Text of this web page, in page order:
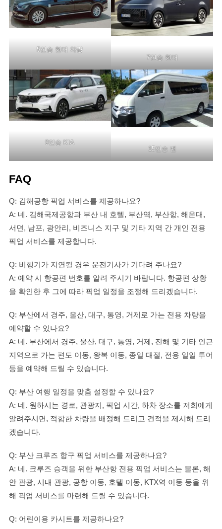
5인승 현대 차량
7인승 현대
9인승 KIA
15인승 밴
FAQ
Q: 김해공항 픽업 서비스를 제공하나요?
A: 네. 김해국제공항과 부산 내 호텔, 부산역, 부산항, 해운대,
서면, 남포, 광안리, 비즈니스 지구 및 기타 지역 간 개인 전용
픽업 서비스를 제공합니다.
Q: 비행기가 지연될 경우 운전기사가 기다려 주나요?
A: 예약 시 항공편 번호를 알려 주시기 바랍니다. 항공편 상황
을 확인한 후 그에 따라 픽업 일정을 조정해 드리겠습니다.
Q: 부산에서 경주, 울산, 대구, 통영, 거제로 가는 전용 차량을
예약할 수 있나요?
A: 네. 부산에서 경주, 울산, 대구, 통영, 거제, 진해 및 기타 인근
지역으로 가는 편도 이동, 왕복 이동, 종일 대절, 전용 일일 투어
등을 예약해 드릴 수 있습니다.
Q: 부산 여행 일정을 맞춤 설정할 수 있나요?
A: 네. 원하시는 경로, 관광지, 픽업 시간, 하차 장소를 저희에게
알려주시면, 적합한 차량을 배정해 드리고 견적을 제시해 드리
겠습니다.
Q: 부산 크루즈 항구 픽업 서비스를 제공하나요?
A: 네. 크루즈 승객을 위한 부산항 전용 픽업 서비스는 물론, 해
안 관광, 시내 관광, 공항 이동, 호텔 이동, KTX역 이동 등을 위
해 픽업 서비스를 마련해 드릴 수 있습니다.
Q: 어린이용 카시트를 제공하나요?